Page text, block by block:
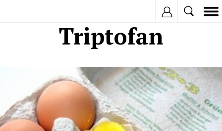
Triptofan